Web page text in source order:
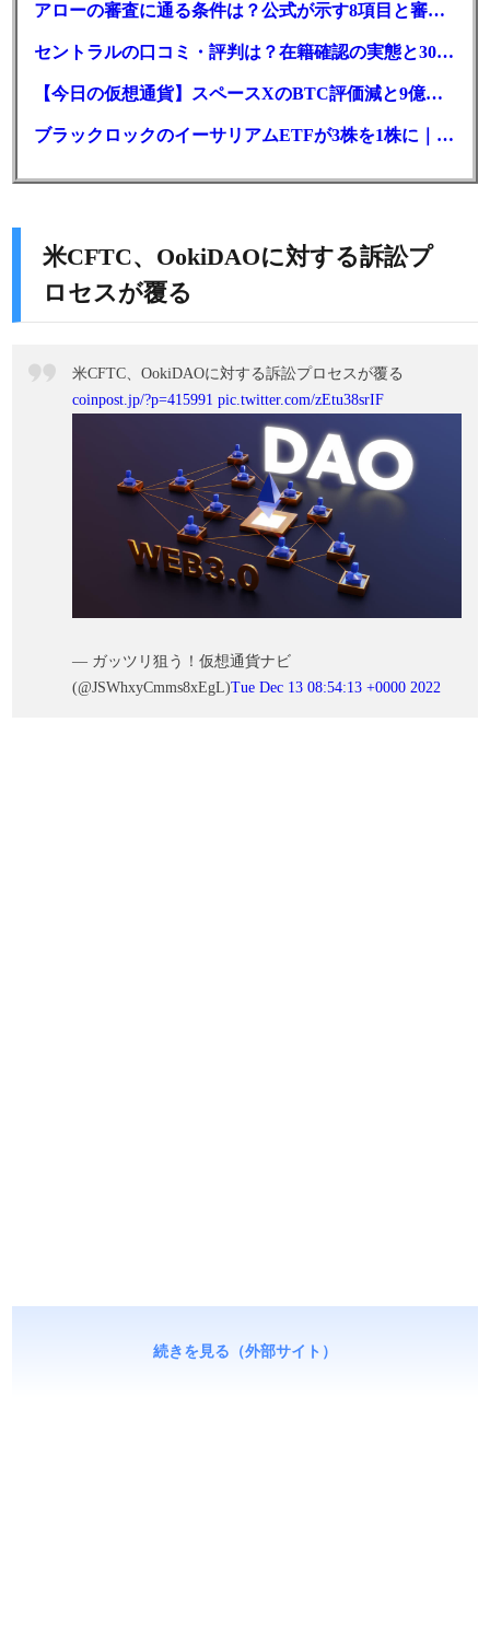
アローの審査に通る条件は？公式が示す8項目と審査時間
セントラルの口コミ・評判は？在籍確認の実態と30日金利0円の落とし穴
【今日の仮想通貨】スペースXのBTC評価減と9億株の解禁。208億円相当のBTCが盗難
ブラックロックのイーサリアムETFが3株を1株に｜年初来37%安
米CFTC、OokiDAOに対する訴訟プ
ロセスが覆る
米CFTC、OokiDAOに対する訴訟プロセスが覆る
coinpost.jp/?p=415991 pic.twitter.com/zEtu38srIF
— ガッツリ狙う！仮想通貨ナビ
(@JSWhxyCmms8xEgL)Tue Dec 13 08:54:13 +0000 2022
続きを見る（外部サイト）